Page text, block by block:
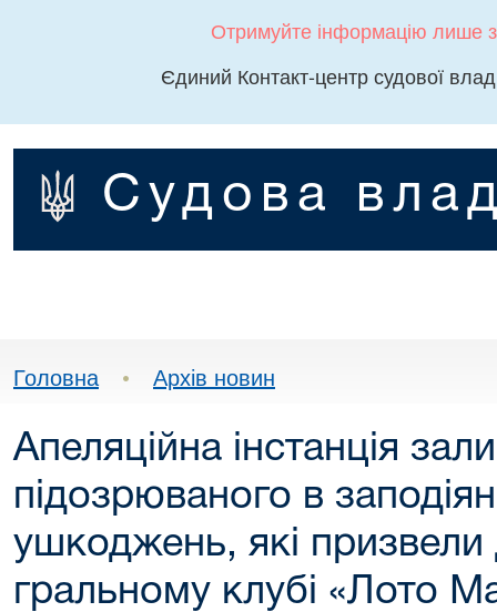
Отримуйте інформацію лише
Єдиний Контакт-центр судової
Судова
Головна • Архів новин
Апеляційна інстанція
підозрюваного в
ушкоджень, які призвели
гральному клубі «Лото